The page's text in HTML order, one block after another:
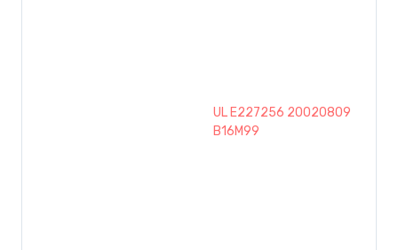
UL E227256 20020809
B16M99